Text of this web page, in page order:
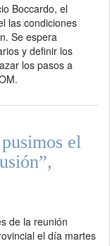
Boccardo, el
las condiciones
Se espera
y definir los
los pasos a
el
de la reunión
el día martes